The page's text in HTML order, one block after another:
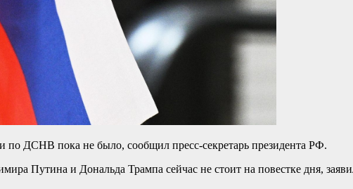
ДСНВ пока не было, сообщил пресс-секретарь президента РФ.
Путина и Дональда Трампа сейчас не стоит на повестке дня,